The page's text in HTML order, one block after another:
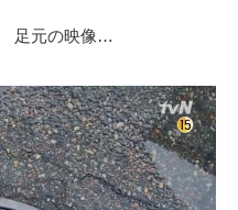
足元の映像…